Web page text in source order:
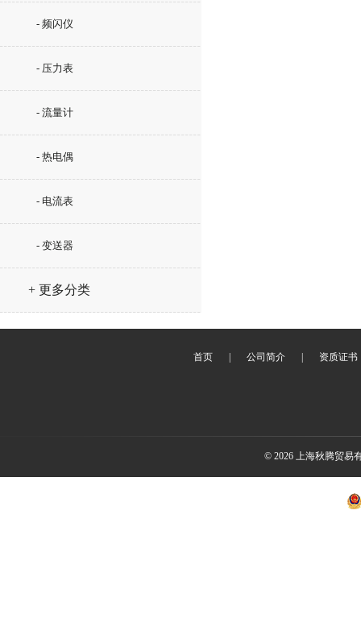
- 频闪仪
- 压力表
- 流量计
- 热电偶
- 电流表
- 变送器
+ 更多分类
首页 公司简介 资质证书
© 2026 上海秋腾贸易